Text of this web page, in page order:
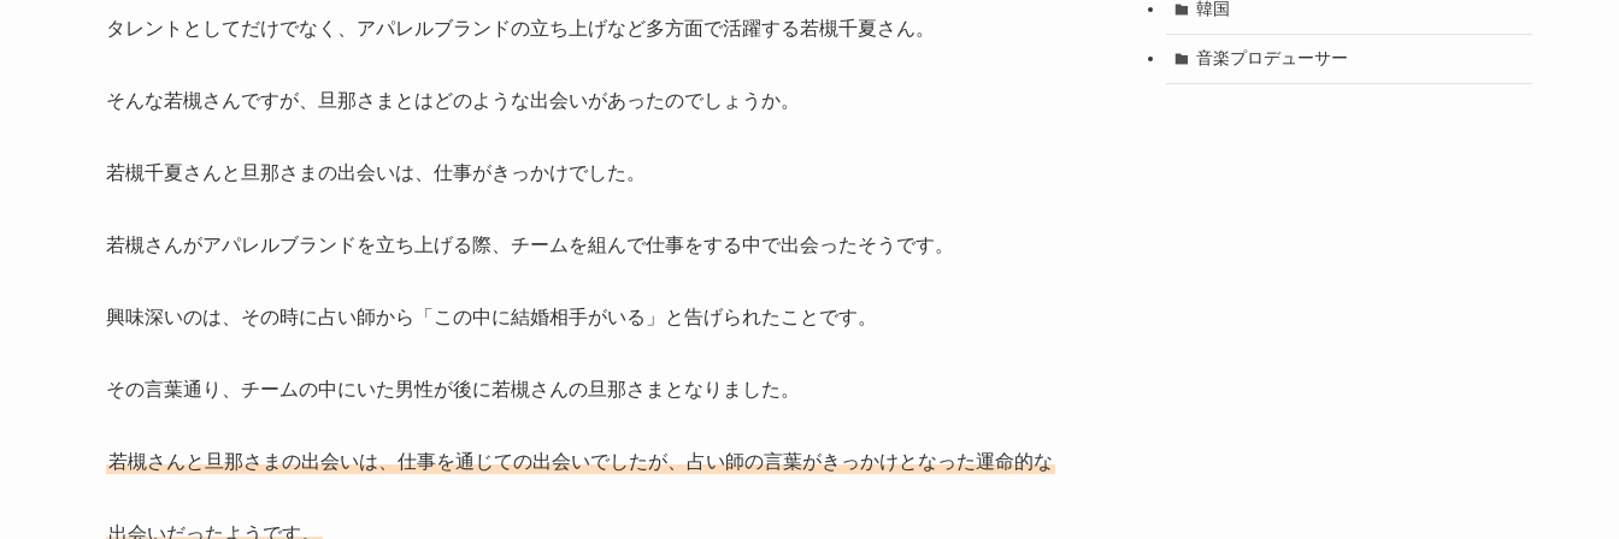
タレントとしてだけでなく、アパレルブランドの立ち上げなど多方面で活躍する若槻千夏さん。
そんな若槻さんですが、旦那さまとはどのような出会いがあったのでしょうか。
若槻千夏さんと旦那さまの出会いは、仕事がきっかけでした。
若槻さんがアパレルブランドを立ち上げる際、チームを組んで仕事をする中で出会ったそうです。
興味深いのは、その時に占い師から「この中に結婚相手がいる」と告げられたことです。
その言葉通り、チームの中にいた男性が後に若槻さんの旦那さまとなりました。
若槻さんと旦那さまの出会いは、仕事を通じての出会いでしたが、占い師の言葉がきっかけとなった運命的な
出会いだったようです。
韓国
音楽プロデューサー